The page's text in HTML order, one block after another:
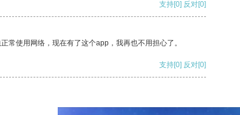
支持[0] 反对[0]
常使用网络，现在有了这个app，我再也不用担心了。
支持[0] 反对[0]